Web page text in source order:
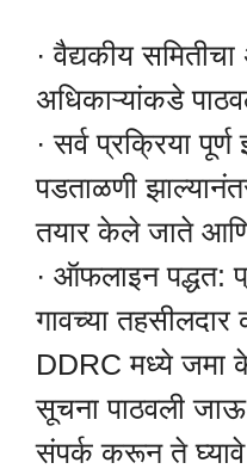
· वैद्यकीय
अधिकाऱ्यांकडे
· सर्व प्रक्रिया
पडताळणी
तयार केले जाते आणि
· ऑफलाइन पद्धत:
गावच्या तहसीलदार
DDRC मध्ये जमा
सूचना पाठवली
संपर्क करून ते